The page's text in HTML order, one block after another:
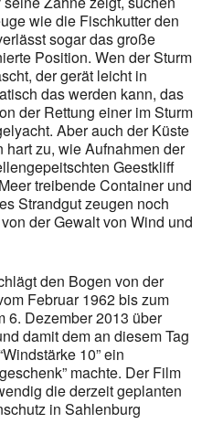
wie die Fischkutter den
sogar das große
Position. Wen der Sturm
der gerät leicht in
das werden kann, das
der Rettung einer im Sturm
Aber auch der Küste
hart zu, wie Aufnahmen der
Geestkliff
treibende Container und
Strandgut zeugen noch
der Gewalt von Wind und
den Bogen von der
Februar 1962 bis zum
6. Dezember 2013 über
damit dem an diesem Tag
10” ein
machte. Der Film
die derzeit geplanten
in Sahlenburg